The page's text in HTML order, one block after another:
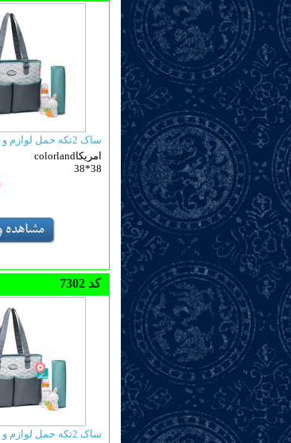
ساک 2تکه حمل لوازم و تعویض نوزاد
colorlandامریکا
38*38
7302 کد
ساک 2تکه حمل لوازم و تعویض نوزاد